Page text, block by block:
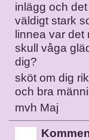
inlägg och
väldigt stark
linnea var
skull våga
dig?
sköt om dig
och bra
mvh Maj